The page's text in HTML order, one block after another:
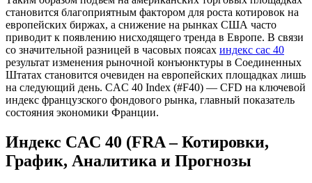
становится благоприятным фактором для роста котировок на
европейских биржах, а снижение на рынках США часто
приводит к появлению нисходящего тренда в Европе. В связи
со значительной разницей в часовых поясах индекс cac 40
результат изменения рыночной конъюнктуры в Соединенных
Штатах становится очевиден на европейских площадках лишь
на следующий день. CAC 40 Index (#F40) — CFD на ключевой
индекс французского фондового рынка, главный показатель
состояния экономики Франции.
Индекс CAC 40 (FRA – Котировки,
График, Аналитика и Прогнозы